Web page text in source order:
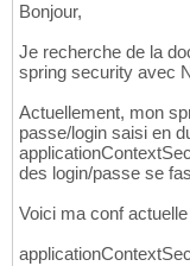
Bonjour,
Je recherche de la
spring security avec
Actuellement, mon
passe/login saisi en
des login/passe se
Voici ma conf actuelle